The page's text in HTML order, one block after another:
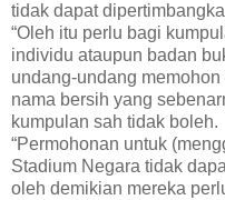
tidak dapat
“Oleh itu perlu bagi
individu ataupun badan
undang-undang
nama bersih yang
kumpulan sah tidak boleh.
“Permohonan untuk
Stadium Negara tidak
oleh demikian mereka